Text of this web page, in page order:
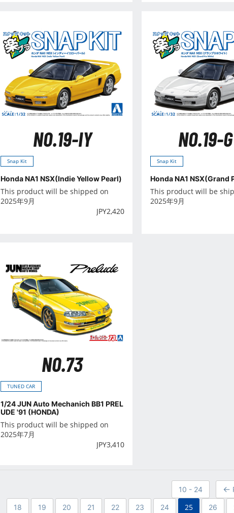
NO.19-IY
Snap Kit
Honda NA1 NSX(Indie Yellow Pearl)
This product will be shipped on
2025年9月
JPY2,420
NO.19-
Snap Kit
Honda NA1 NSX(Grand
This product will be
2025年9月
NO.73
TUNED CAR
1/24 JUN Auto Mechanich BB1 PREL
UDE '91 (HONDA)
This product will be shipped on
2025年7月
JPY3,410
10 - 24
18 19 20 21 22 23 24 25 26